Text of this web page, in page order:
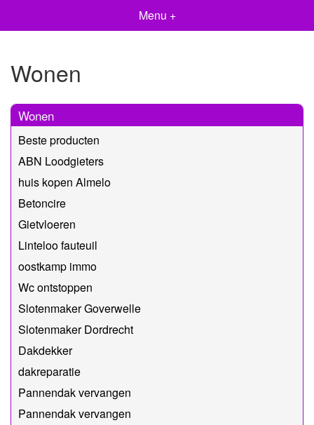
Menu +
Wonen
Wonen
Beste producten
ABN Loodgieters
huis kopen Almelo
Betoncire
Gietvloeren
Linteloo fauteuil
oostkamp immo
Wc ontstoppen
Slotenmaker Goverwelle
Slotenmaker Dordrecht
Dakdekker
dakreparatie
Pannendak vervangen
Pannendak vervangen